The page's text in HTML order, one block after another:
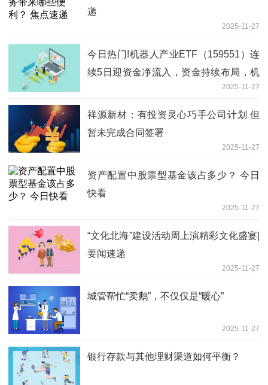
递
2025-11-27
今日热门!机器人产业ETF（159551）连
续5日迎资金净流入，资金持续布局，机
2025-11-27
祥源新材：有投资灵心巧手公司计划 但
暂未完成合同签署
2025-11-27
资产配置中股票型基金该占多少？ 今日
快看
2025-11-27
“文化北海”建设活动周上演精彩文化盛宴|
要闻速递
2025-11-27
城管帮忙“卖鹅”，不仅仅是“暖心”
2025-11-27
银行存款与其他理财渠道如何平衡？